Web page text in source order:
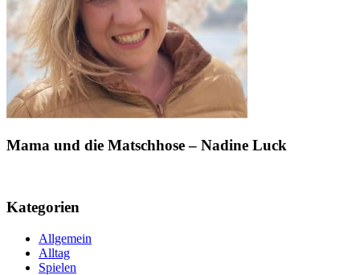
Mama und die Matschhose – Nadine Luck
Kategorien
Allgemein
Alltag
Spielen